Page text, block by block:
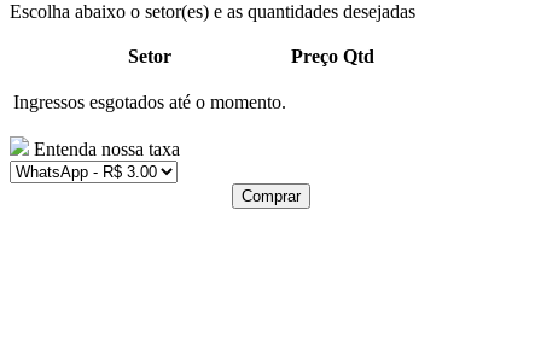
Escolha abaixo o setor(es) e as quantidades desejadas
Setor Preço Qtd
Ingressos esgotados até o momento.
Entenda nossa taxa
Comprar